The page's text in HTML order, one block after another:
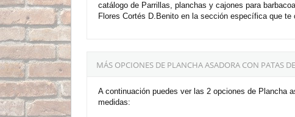
catálogo de Parrillas, planchas y cajones para
Flores Cortés D.Benito en la sección específica que te
MÁS OPCIONES DE PLANCHA ASADORA CON PATAS
A continuación puedes ver las 2 opciones de Plancha
medidas: